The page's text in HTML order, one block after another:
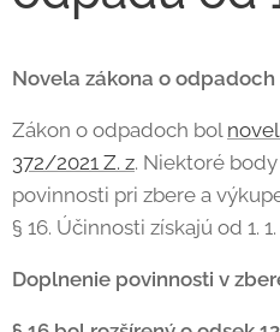
Novela zákona o odpadoch
Zákon o odpadoch bol
372/2021 Z. z. Niektoré
povinnosti pri zbere a
§ 16. Účinnosti získajú od 1. 1.
Doplnenie povinnosti v